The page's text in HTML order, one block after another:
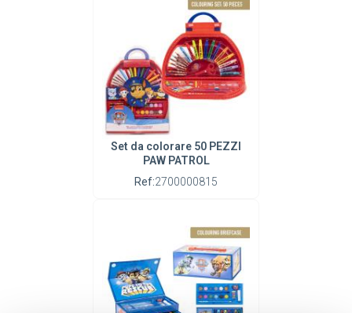
Set da colorare 50 PEZZI
PAW PATROL
Ref:2700000815